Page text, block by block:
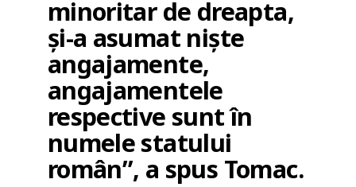
minoritar de dreapta,
și-a asumat niște
angajamente,
angajamentele
respective sunt în
numele statului
român”, a spus Tomac.